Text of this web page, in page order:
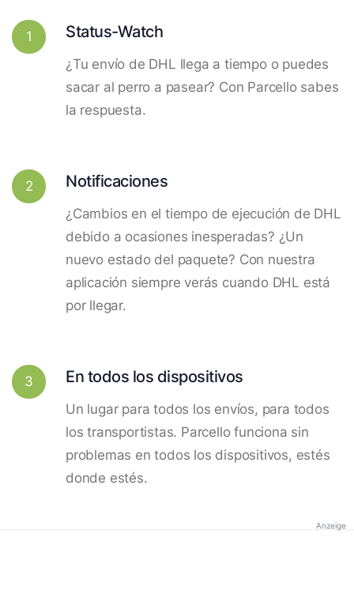
1 Status-Watch
¿Tu envío de DHL llega a tiempo o puedes
sacar al perro a pasear? Con Parcello sabes
la respuesta.
2 Notificaciones
¿Cambios en el tiempo de ejecución de DHL
debido a ocasiones inesperadas? ¿Un
nuevo estado del paquete? Con nuestra
aplicación siempre verás cuando DHL está
por llegar.
3 En todos los dispositivos
Un lugar para todos los envíos, para todos
los transportistas. Parcello funciona sin
problemas en todos los dispositivos, estés
donde estés.
Anzeige